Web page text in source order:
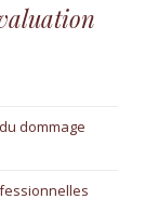
dommage